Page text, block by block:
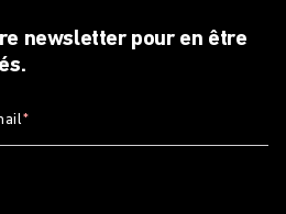
newsletter pour en être
*